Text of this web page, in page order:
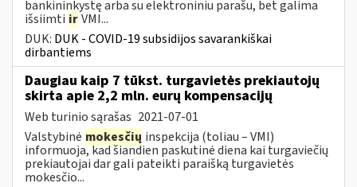
bankininkystę arba su elektroniniu parašu, bet galima
išsiimti irVMI...
DUK: DUK - COVID-19 subsidijos savarankiškai
dirbantiems
Daugiau kaip 7 tūkst. turgavietės prekiautojų
skirta apie 2,2 mln. eurų kompensacijų
Web turinio sąrašas 2021-07-01
Valstybinė mokesčių inspekcija (toliau – VMI)
informuoja, kad šiandien paskutinė diena kai turgaviečių
prekiautojai dar gali pateikti paraišką turgavietės
mokesčio...